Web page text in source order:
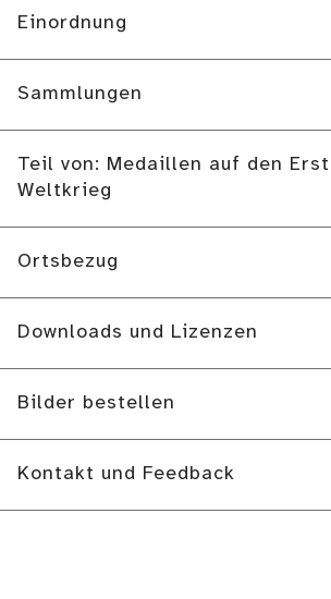
Einordnung
Sammlungen
Teil von: Medaillen auf den
Weltkrieg
Ortsbezug
Downloads und Lizenzen
Bilder bestellen
Kontakt und Feedback